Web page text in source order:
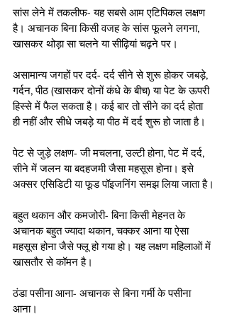
सांस लेने में तकलीफ- यह सबसे आम एटिपिकल लक्षण
है। अचानक बिना किसी वजह के सांस फूलने लगना,
खासकर थोड़ा सा चलने या सीढ़ियां चढ़ने पर।
असामान्य जगहों पर दर्द- दर्द सीने से शुरू होकर जबड़े,
गर्दन, पीठ (खासकर दोनों कंधे के बीच) या पेट के ऊपरी
हिस्से में फैल सकता है। कई बार तो सीने का दर्द होता
ही नहीं और सीधे जबड़े या पीठ में दर्द शुरू हो जाता है।
पेट से जुड़े लक्षण- जी मचलना, उल्टी होना, पेट में दर्द,
सीने में जलन या बदहजमी जैसा महसूस होना। इसे
अक्सर एसिडिटी या फूड पॉइजनिंग समझ लिया जाता है।
बहुत थकान और कमजोरी- बिना किसी मेहनत के
अचानक बहुत ज्यादा थकान, चक्कर आना या ऐसा
महसूस होना जैसे फ्लू हो गया हो। यह लक्षण महिलाओं में
खासतौर से कॉमन है।
ठंडा पसीना आना- अचानक से बिना गर्मी के पसीना
आना।